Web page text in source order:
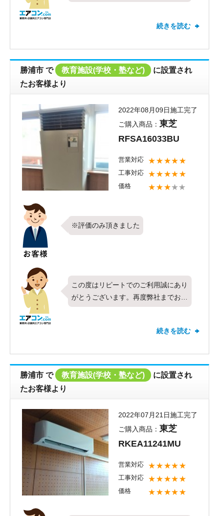
がとうございます。今回は東芝製業務
シングル・5馬力をお取り付けさせて
ても嬉しく感じております。対応や価
格についてお褒めのお言葉も頂き、あ
けるよう、社員全員が迅速かつ丁寧な
対応を心がけております。これからも
全てのお客様にご満足頂けるよう一同
お取り付けしたエアコンの調子はいか
がでしょうか？お使い頂く中で何か気
になることや困ったことがございまし
ろしくお願いいたします。
続きを読む
勝浦市 で 教育施設(学校・塾など)
に設置され
たお客様より
2022年08月09日施工完了
ご購入商品： 東芝
RFSA16033BU
営業対応 ★★★★★
工事対応 ★★★★★
価格 ★★★★★
※評価のみ頂きました
この度はリピートでのご利用誠にあり
がとうございます。再度弊社までお声
がけ頂けたこととても光栄に思いま
6馬力の耐塩害地仕様の機器をお取り
頂けたこと何より嬉しく思います。新
しくお取り付けしたエアコンは快適に
ングやメンテナンス等も承っておりま
す。今後お使い頂く中で何か気になる
点やお困りごとがございましたらすぐ
にご相談下さいませ。定期的に適切な
お手入れをしていただくことで、長く
快適にお使い頂ければ何よりでござい
ます。今後ともエアコンコムをよろし
続きを読む
勝浦市 で 教育施設(学校・塾など)
に設置され
たお客様より
2022年07月21日施工完了
ご購入商品： 東芝
RKEA11241MU
営業対応 ★★★★★
工事対応 ★★★★★
価格 ★★★★★